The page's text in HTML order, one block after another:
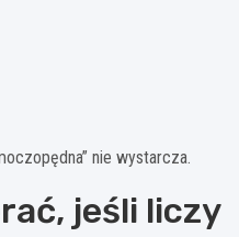
nie wystarcza.
jeśli liczy